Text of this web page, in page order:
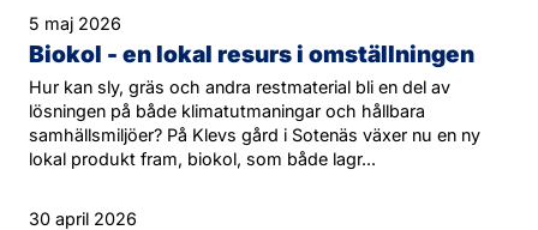
5 maj 2026
Biokol - en lokal resurs i omställningen
Hur kan sly, gräs och andra restmaterial bli en del av
lösningen på både klimatutmaningar och hållbara
samhällsmiljöer? På Klevs gård i Sotenäs växer nu en ny
lokal produkt fram, biokol, som både lagr...
30 april 2026